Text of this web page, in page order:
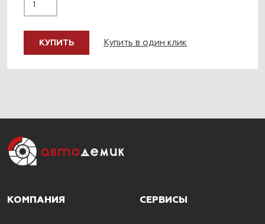
КУПИТЬ Купить в один клик
КОМПАНИЯ СЕРВИСЫ